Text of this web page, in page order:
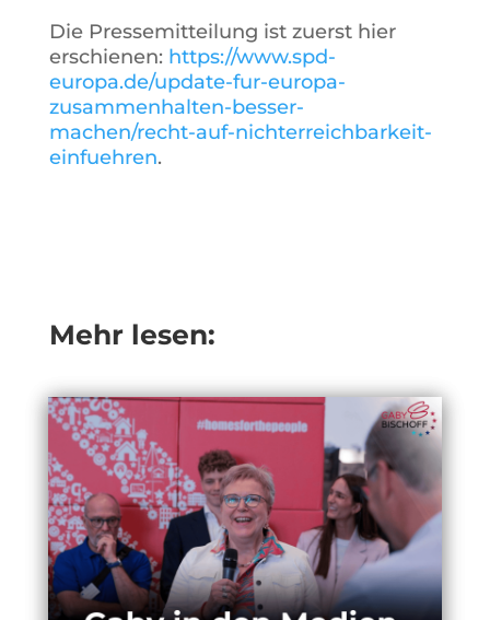
Die Pressemitteilung ist zuerst hier
erschienen: https://www.spd-
europa.de/update-fur-europa-
zusammenhalten-besser-
machen/recht-auf-nichterreichbarkeit-
einfuehren.
Mehr lesen: